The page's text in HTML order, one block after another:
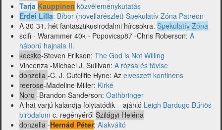
Tarja Kauppinen közvéleménykutatás
Erdei Lilla: Bíbor (novellarészlet) Spekulatív Zóna Patreon
A 30-31. hét fantasztikusirodalmi hírcsokra. Spekulatív Zóna
scifi - Warammer 40k - Popovicsp87 -Chris Roberson: A
háború hajnala II.
kecske-Steven Erikson: The God is Not Willing
Vincenza -Michael J. Sullivan: A rózsa és tövise
donzella -C. J. Cutcliffe Hyne: Az elveszett kontinens
reerose-Madeline Miller: Kirké
Noro -Brandon Sanderson: Oathbringer
A hat varjú kalandja folytatódik – ajánló Leigh Bardugo Bűnös
birodalom c. regényéről Szilágyi Heléna
donzella -Hernád Péter: Alakváltó